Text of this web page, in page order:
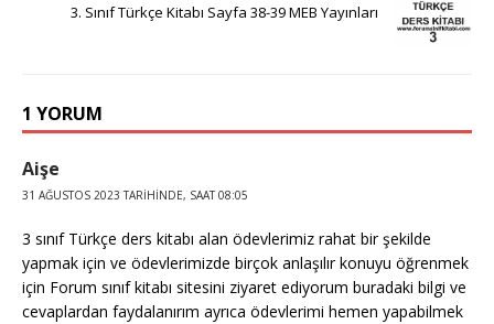
3. Sınıf Türkçe Kitabı Sayfa 38-39 MEB Yayınları
1 YORUM
Aişe
31 AĞUSTOS 2023 TARIHINDE, SAAT 08:05
3 sınıf Türkçe ders kitabı alan ödevlerimiz rahat bir şekilde
yapmak için ve ödevlerimizde birçok anlaşılır konuyu öğrenmek
için Forum sınıf kitabı sitesini ziyaret ediyorum buradaki bilgi ve
cevaplardan faydalanırım ayrıca ödevlerimi hemen yapabilmek